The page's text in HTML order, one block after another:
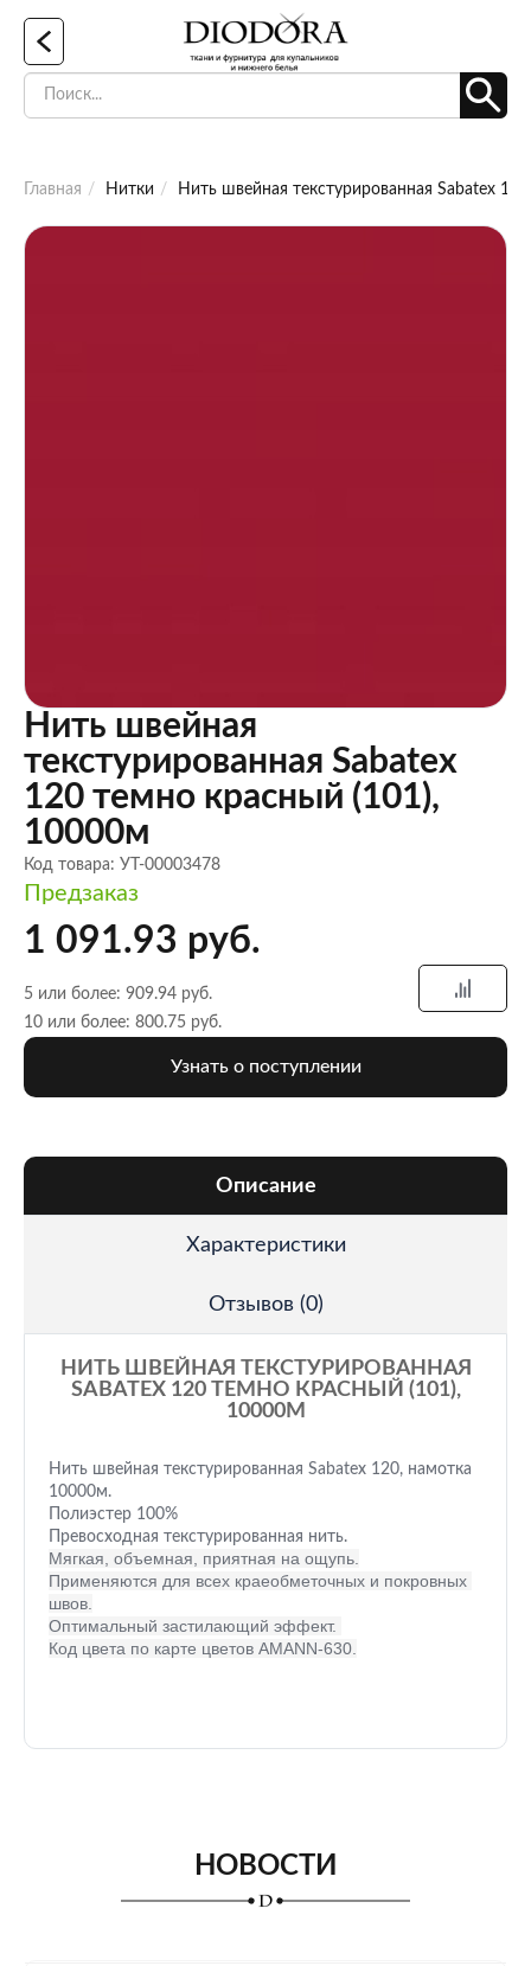
Главная Нитки Нить швейная текстурированная Sabatex
Нить швейная
текстурированная Sabatex
120 темно красный (101),
10000м
Код товара: УТ-00003478
Предзаказ
1 091.93 руб.
5 или более: 909.94 руб.
10 или более: 800.75 руб.
Узнать о поступлении
Описание
Характеристики
Отзывов (0)
НИТЬ ШВЕЙНАЯ ТЕКСТУРИРОВАННАЯ
SABATEX 120 ТЕМНО КРАСНЫЙ (101),
10000М
Нить швейная текстурированная Sabatex 120, намотка
10000м.
Полиэстер 100%
Превосходная текстурированная нить.
Мягкая, объемная, приятная на ощупь.
Применяются для всех краеобметочных и покровных
швов.
Оптимальный застилающий эффект.
Код цвета по карте цветов AMANN-630.
НОВОСТИ